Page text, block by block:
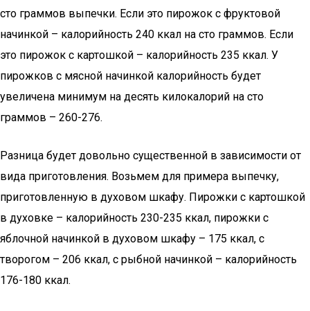
сто граммов выпечки. Если это пирожок с фруктовой
начинкой – калорийность 240 ккал на сто граммов. Если
это пирожок с картошкой – калорийность 235 ккал. У
пирожков с мясной начинкой калорийность будет
увеличена минимум на десять килокалорий на сто
граммов – 260-276.
Разница будет довольно существенной в зависимости от
вида приготовления. Возьмем для примера выпечку,
приготовленную в духовом шкафу. Пирожки с картошкой
в духовке – калорийность 230-235 ккал, пирожки с
яблочной начинкой в духовом шкафу – 175 ккал, с
творогом – 206 ккал, с рыбной начинкой – калорийность
176-180 ккал.